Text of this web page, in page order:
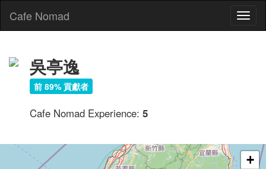
Cafe Nomad
吳亭逸
前 89% 貢獻者
Cafe Nomad Experience: 5
+